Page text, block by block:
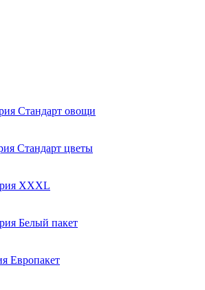
Стандарт овощи
Стандарт цветы
XXXL
Белый пакет
Европакет